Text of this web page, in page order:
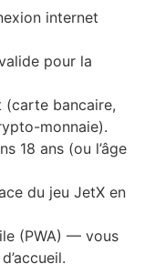
internet
pour la
(carte bancaire,
monnaie).
18 ans (ou l’âge
du jeu JetX en
(PWA) — vous